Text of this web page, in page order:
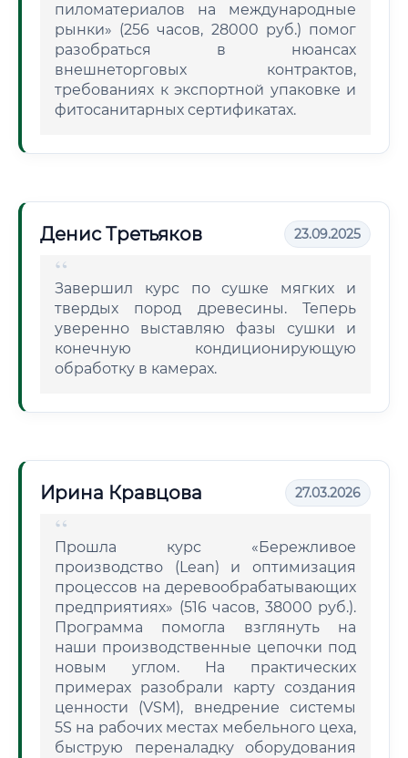
пиломатериалов на международные
рынки» (256 часов, 28000 руб.) помог
разобраться в нюансах
внешнеторговых контрактов,
требованиях к экспортной упаковке и
фитосанитарных сертификатах.
Денис Третьяков 23.09.2025
Завершил курс по сушке мягких и
твердых пород древесины. Теперь
уверенно выставляю фазы сушки и
конечную кондиционирующую
обработку в камерах.
Ирина Кравцова 27.03.2026
Прошла курс «Бережливое
производство (Lean) и оптимизация
процессов на деревообрабатывающих
предприятиях» (516 часов, 38000 руб.).
Программа помогла взглянуть на
наши производственные цепочки под
новым углом. На практических
примерах разобрали карту создания
ценности (VSM), внедрение системы
5S на рабочих местах мебельного цеха,
быструю переналадку оборудования